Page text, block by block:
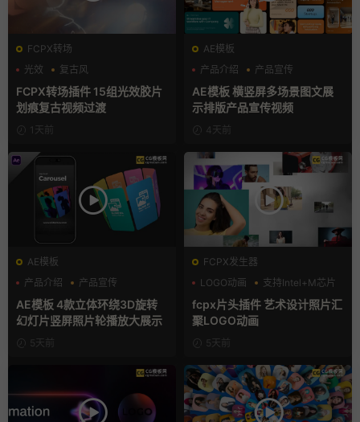
FCPX转场
光效
复古风
支持Intel+M芯片
FCPX转场插件 15组光效胶片
划痕复古视频过渡
1天前
AE模板
产品介绍
产品宣传
产品展示
AE模板 横竖屏多场景图文展
示排版产品宣传视频
4天前
AE模板
产品介绍
产品宣传
产品展示
AE模板 4款立体环绕3D旋转
幻灯片竖屏照片轮播放大展示
5天前
FCPX发生器
LOGO动画
支持Intel+M芯片
汇聚
fcpx片头插件 艺术设计照片汇
聚LOGO动画
5天前